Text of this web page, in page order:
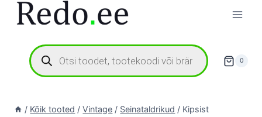
Skip
Products
search
0
/ Kõik tooted / Vintage / Seinataldrikud / Kipsist